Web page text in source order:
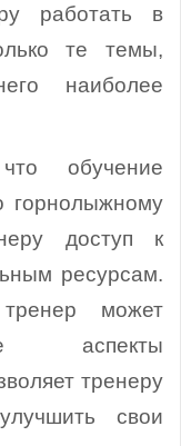
работать в
те темы,
наиболее
обучение
горнолыжному
доступ к
ресурсам.
может
аспекты
тренеру
свои